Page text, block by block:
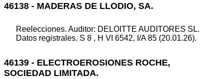
46138 - MADERAS DE LLODIO, SA.
Reelecciones. Auditor: DELOITTE AUDITORES SL.
Datos registrales. S 8 , H VI 6542, I/A 85 (20.01.26).
46139 - ELECTROEROSIONES ROCHE,
SOCIEDAD LIMITADA.